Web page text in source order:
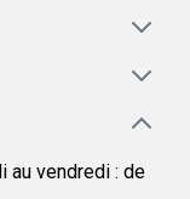
au vendredi : de